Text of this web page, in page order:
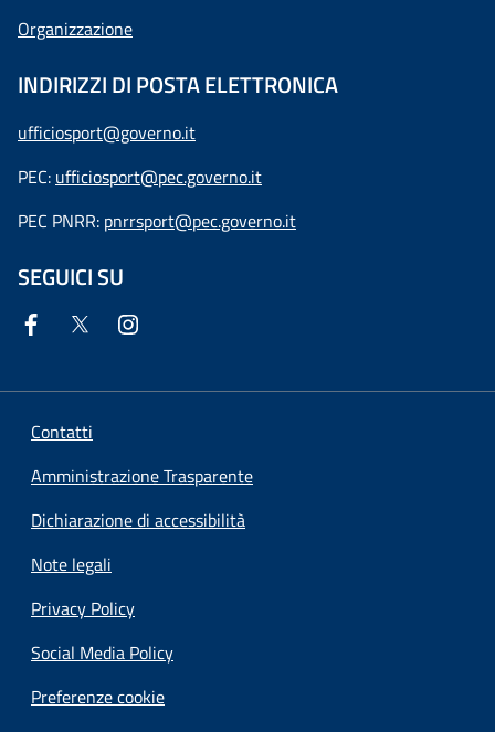
Organizzazione
INDIRIZZI DI POSTA ELETTRONICA
ufficiosport@governo.it
PEC: ufficiosport@pec.governo.it
PEC PNRR: pnrrsport@pec.governo.it
SEGUICI SU
Contatti
Amministrazione Trasparente
Dichiarazione di accessibilità
Note legali
Privacy Policy
Social Media Policy
Preferenze cookie